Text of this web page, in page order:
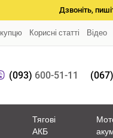
Дзвоніть,
Корисні статті Відео
(093) 600-51-11 (067)
Тягові
АКБ